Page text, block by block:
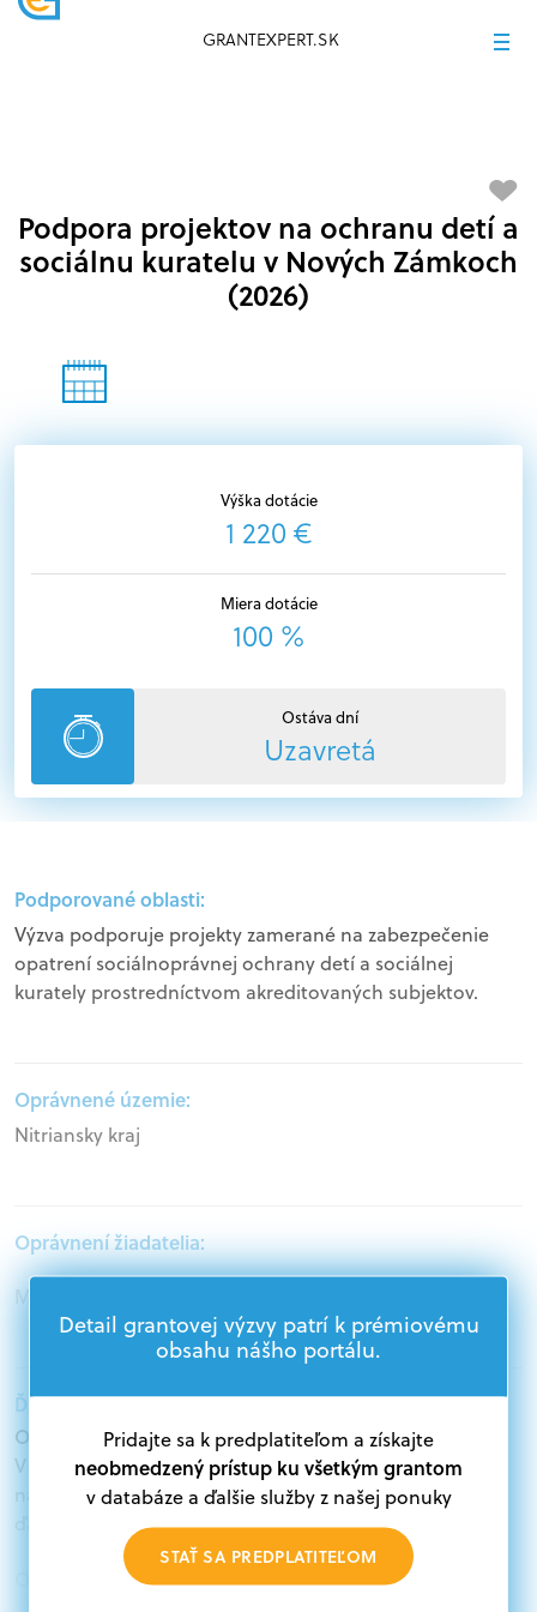
GRANTEXPERT.SK
Výška dotácie
1 220 €
Miera dotácie
100 %
Ostáva dní
Uzavretá
Podpora projektov na ochranu detí a
sociálnu kuratelu v Nových Zámkoch
(2026)
Podporované oblasti:
Výzva podporuje projekty zamerané na zabezpečenie
opatrení sociálnoprávnej ochrany detí a sociálnej
kurately prostredníctvom akreditovaných subjektov.
Oprávnené územie:
Nitriansky kraj
Oprávnení žiadatelia:
Mimovládne organizácie
Ďalšie informácie:
Oprávnení žiadatelia:
V databáze grantov a dotácií na portáli Grantexpert.sk
nájdete aktuálne výzvy z eurofondov, plánu obnovy a
ďalších zdrojov.
Oprávnení partneri:
Detail grantovej výzvy patrí k prémiovému
obsahu nášho portálu.
Pridajte sa k predplatiteľom a získajte
neobmedzený prístup ku všetkým grantom
v databáze a ďalšie služby z našej ponuky
STAŤ SA PREDPLATITEĽOM